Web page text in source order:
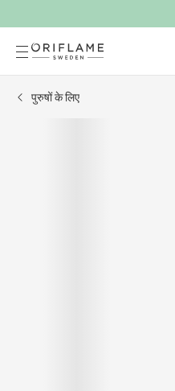
पुरुषों के लिए